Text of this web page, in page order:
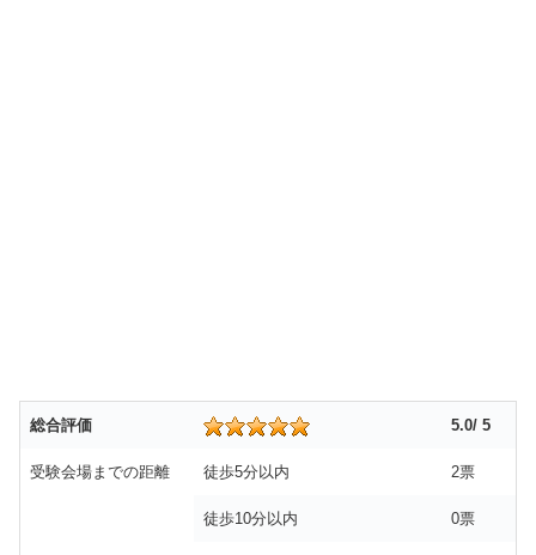
総合評価 5.0/ 5
受験会場までの距離 徒歩5分以内 2票
徒歩10分以内 0票